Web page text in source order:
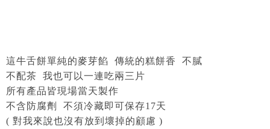
這牛舌餅單純的麥芽餡 傳統的糕餅香 不膩
不配茶 我也可以一連吃兩三片
所有產品皆現場當天製作
不含防腐劑 不須冷藏即可保存17天
( 對我來說也沒有放到壞掉的顧慮 )